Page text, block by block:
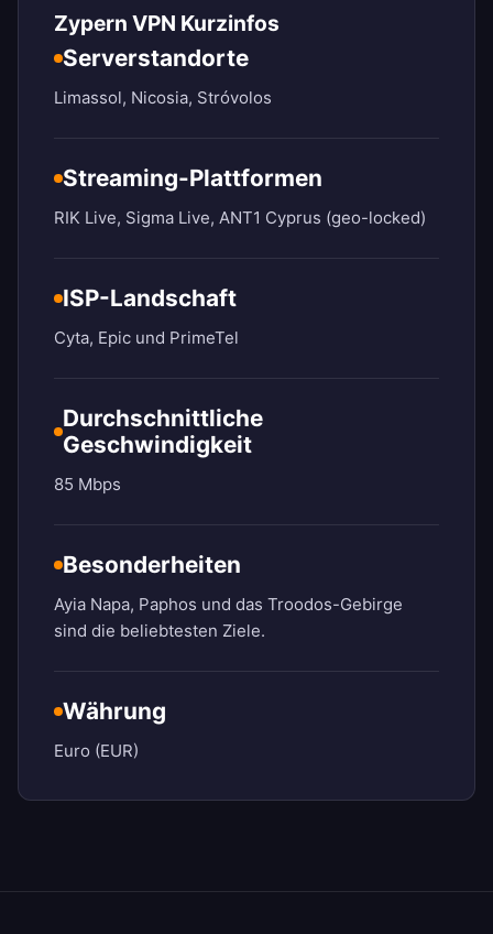
Zypern VPN Kurzinfos
Serverstandorte
Limassol, Nicosia, Stróvolos
Streaming-Plattformen
RIK Live, Sigma Live, ANT1 Cyprus (geo-locked)
ISP-Landschaft
Cyta, Epic und PrimeTel
Durchschnittliche
Geschwindigkeit
85 Mbps
Besonderheiten
Ayia Napa, Paphos und das Troodos-Gebirge
sind die beliebtesten Ziele.
Währung
Euro (EUR)